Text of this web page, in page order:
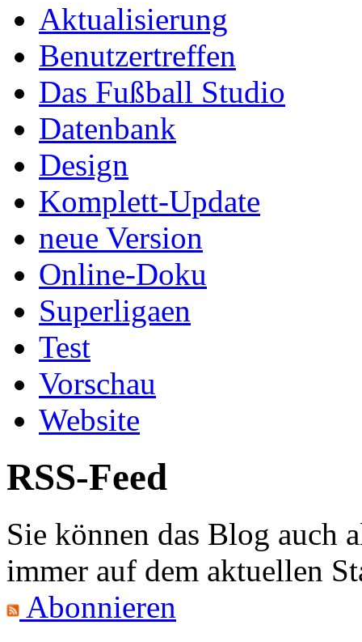
Aktualisierung
Benutzertreffen
Das Fußball Studio
Datenbank
Design
Komplett-Update
neue Version
Online-Doku
Superligaen
Test
Vorschau
Website
RSS-Feed
Sie können das Blog auch
immer auf dem aktuellen
Abonnieren